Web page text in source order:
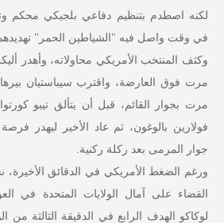
لكنه اصطدم بتنظيم دفاعي بلجيكي محكم
في وقت واصل فيه "الشياطين الحمر" تهديدهم
وكثف المنتخب الأمريكي محاولاته، وأهدر
مرت فوق العارضة، واقترب سيباستيان
مرت بجوار القائم، قبل أن يتألق تيبو
فولارين بالوغون، ثم عاد الأخير ليهدر
جوار المرمى بعد ركلة ركنية.
ورغم الضغط الأمريكي في الدقائق الأخيرة،
القضاء على آمال الولايات المتحدة في
لوكاكو الهدف الرابع في الدقيقة الثالثة من